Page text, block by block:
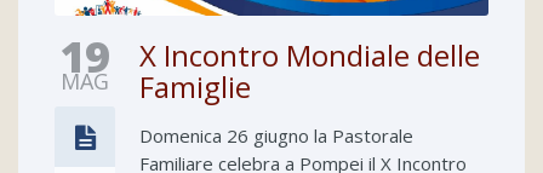
19
MAG
X Incontro Mondiale delle
Famiglie
Domenica 26 giugno la Pastorale
Familiare celebra a Pompei il X Incontro